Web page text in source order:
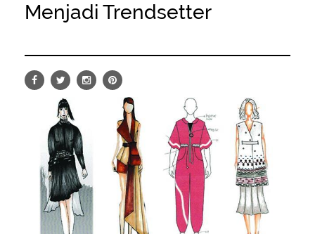
Menjadi Trendsetter